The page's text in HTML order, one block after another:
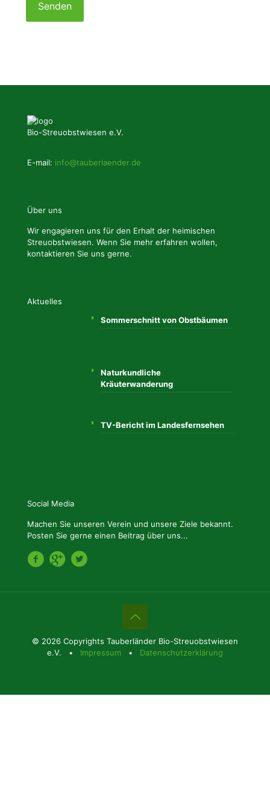
leave
Bio-Streuobstwiesen e.V.
E-mail: info@tauberlaender.de
Über uns
Wir engagieren uns für den Erhalt der heimischen
Streuobstwiesen. Wenn Sie mehr erfahren wollen,
kontaktieren Sie uns gerne.
Aktuelles
Sommerschnitt von Obstbäumen
Naturkundliche
Kräuterwanderung
TV-Bericht im Landesfernsehen
Social Media
Machen Sie unseren Verein und unsere Ziele bekannt.
Posten Sie gerne einen Beitrag über uns...
© 2026 Copyrights Tauberländer Bio-Streuobstwiesen
e.V. • Impressum • Datenschutzerklärung